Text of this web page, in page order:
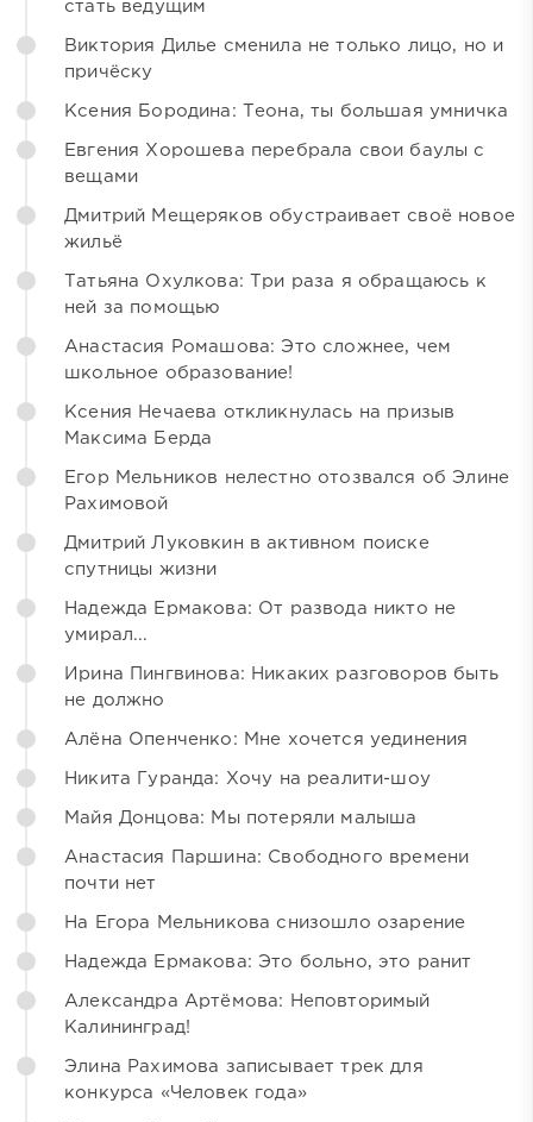
стать ведущим
Виктория Дилье сменила не только лицо, но и
причёску
Ксения Бородина: Теона, ты большая умничка
Евгения Хорошева перебрала свои баулы с
вещами
Дмитрий Мещеряков обустраивает своё новое
жильё
Татьяна Охулкова: Три раза я обращаюсь к
ней за помощью
Анастасия Ромашова: Это сложнее, чем
школьное образование!
Ксения Нечаева откликнулась на призыв
Максима Берда
Егор Мельников нелестно отозвался об Элине
Рахимовой
Дмитрий Луковкин в активном поиске
спутницы жизни
Надежда Ермакова: От развода никто не
умирал...
Ирина Пингвинова: Никаких разговоров быть
не должно
Алёна Опенченко: Мне хочется уединения
Никита Гуранда: Хочу на реалити-шоу
Майя Донцова: Мы потеряли малыша
Анастасия Паршина: Свободного времени
почти нет
На Егора Мельникова снизошло озарение
Надежда Ермакова: Это больно, это ранит
Александра Артёмова: Неповторимый
Калининград!
Элина Рахимова записывает трек для
конкурса «Человек года»